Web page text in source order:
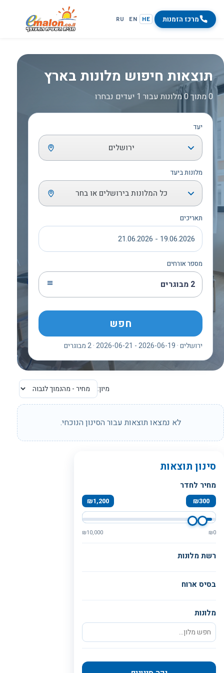
מרכז הזמנות HE
EN
RU
תוצאות חיפוש מלונות בארץ
0 מתוך 0 מלונות עבור 1 יעדים נבחרו
יעד
ירושלים
מלונות ביעד
כל המלונות בירושלים או בחר
תאריכים
19.06.2026 - 21.06.2026
מספר אורחים
2 מבוגרים
חפש
ירושלים · 2026-06-19 - 2026-06-21 · 2 מבוגרים
מיון:
לא נמצאו תוצאות עבור הסינון הנוכחי.
סינון תוצאות
מחיר לחדר
₪300
₪1,200
₪0
₪10,000
רשת מלונות
בסיס ארוח
מלונות